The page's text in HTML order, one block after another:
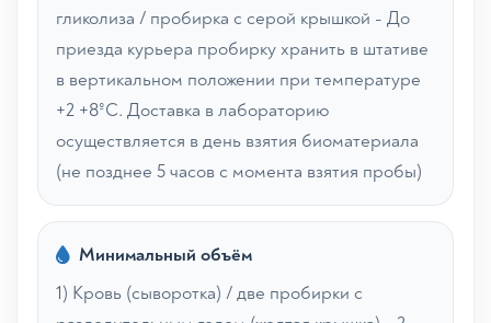
гликолиза / пробирка с серой крышкой - До
приезда курьера пробирку хранить в штативе
в вертикальном положении при температуре
+2 +8ºС. Доставка в лабораторию
осуществляется в день взятия биоматериала
(не позднее 5 часов с момента взятия пробы)
Минимальный объём
1) Кровь (сыворотка) / две пробирки с